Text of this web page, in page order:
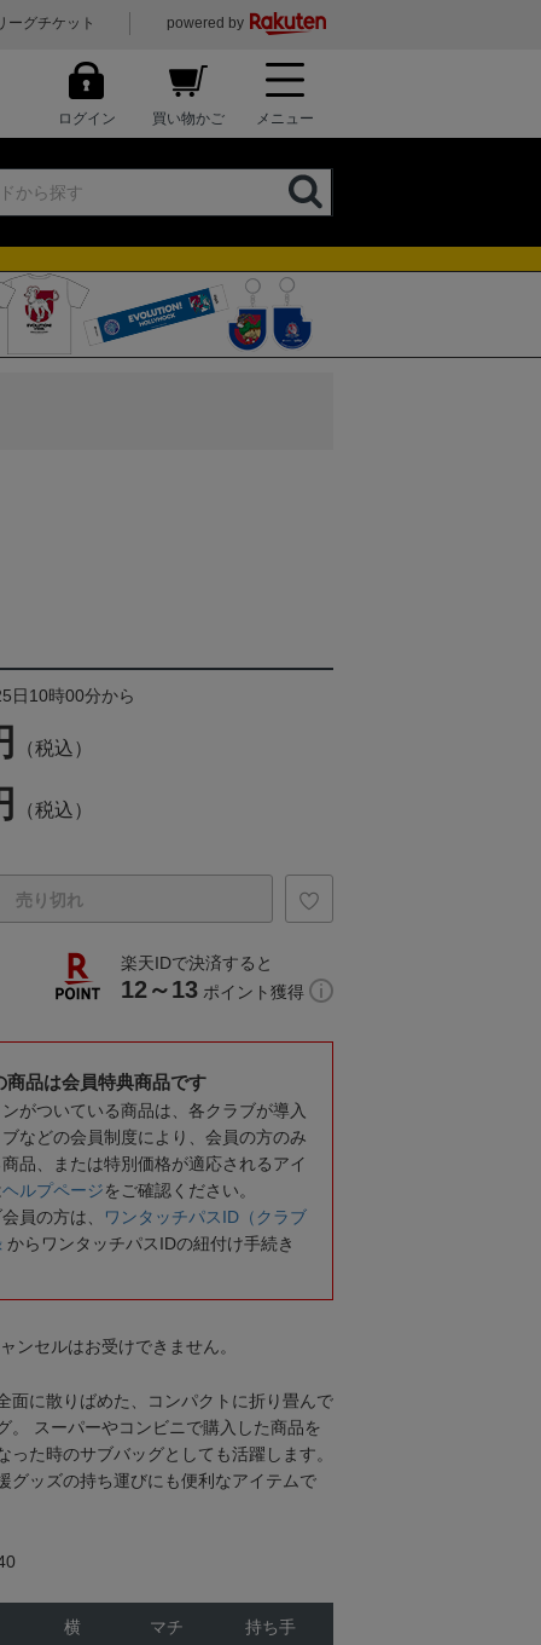
ーグチケット powered by
ログイン 買い物かご メニュー
日10時00分から
（税込）
（税込）
売り切れ
楽天IDで決済すると
12～13 ポイント獲得
商品は会員特典商品です
がついている商品は、各クラブが導入
などの会員制度により、会員の方のみ
品、または特別価格が適応されるアイ
ヘルプページをご確認ください。
員の方は、
ワンタッチパスID（クラブ
からワンタッチパスIDの紐付け手続き
ンセルはお受けできません。
面に散りばめた、コンパクトに折り畳んで
。 スーパーやコンビニで購入した商品を
った時のサブバッグとしても活躍します。
グッズの持ち運びにも便利なアイテムで
横 マチ
持ち手